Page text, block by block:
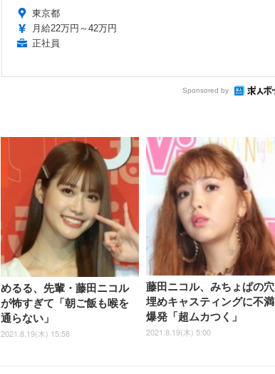
東京都
月給22万円～42万円
正社員
Sponsored by
めるる、先輩・藤田ニコル
が怖すぎて「朝ご飯も喉を
通らない」
2021.8.19(木) 15:58
藤田ニコル、みちょぱの穴
埋めキャスティングに不満
爆発「超ムカつく」
2021.8.19(木) 5:00